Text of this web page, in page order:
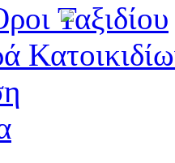
Ταξιδίου